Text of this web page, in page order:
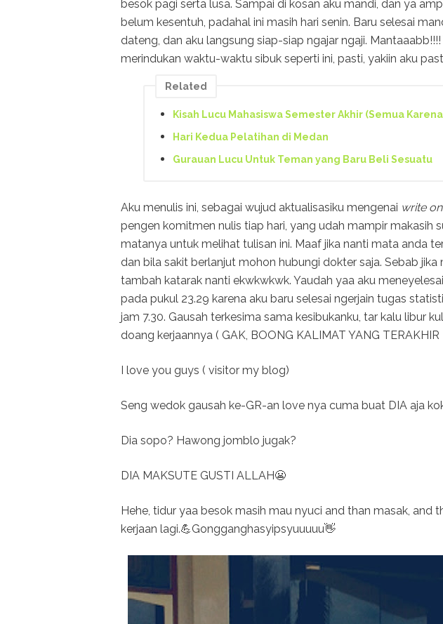
besok pagi serta lusa. Sampai di kosan aku mandi, dan ya
belum kesentuh, padahal ini masih hari senin. Baru selesai
dateng, dan aku langsung siap-siap ngajar ngaji.
merindukan waktu-waktu sibuk seperti ini, pasti, yakiin aku
Related
Kisah Lucu Mahasiswa Semester Akhir (Semua
Hari Kedua Pelatihan di Medan
Gurauan Lucu Untuk Teman yang Baru Beli Sesuatu
Aku menulis ini, sebagai wujud aktualisasiku mengenai write on
pengen komitmen nulis tiap hari, yang udah mampir makasih
matanya untuk melihat tulisan ini. Maaf jika nanti mata anda
dan bila sakit berlanjut mohon hubungi dokter saja. Sebab
tambah katarak nanti ekwkwkwk. Yaudah yaa aku
pada pukul 23.29 karena aku baru selesai ngerjain tugas
jam 7.30. Gausah terkesima sama kesibukanku, tar kalu libur
doang kerjaannya ( GAK, BOONG KALIMAT YANG
I love you guys ( visitor my blog)
Seng wedok gausah ke-GR-an love nya cuma buat DIA aja
Dia sopo? Hawong jomblo jugak?
DIA MAKSUTE GUSTI ALLAH😬
Hehe, tidur yaa besok masih mau nyuci and than masak, and
kerjaan lagi.💪Gongganghasyipsyuuuuu👋